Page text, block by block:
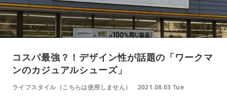
コスパ最強？！デザイン性が話題の「ワークマ
ンのカジュアルシューズ」
ライフスタイル（こちらは使用しません） 2021.08.03 Tue